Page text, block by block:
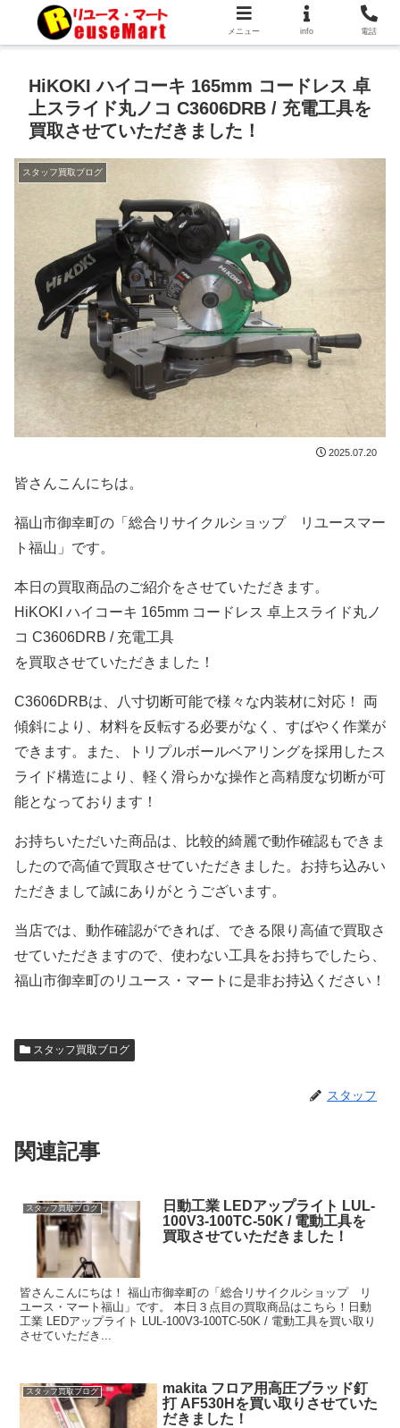
HiKOKI ハイコーキ 165mm コードレス 卓
上スライド丸ノコ C3606DRB / 充電工具を
買取させていただきました！
スタッフ買取ブログ
2025.07.20
皆さんこんにちは。
福山市御幸町の「総合リサイクルショップ リユースマー
ト福山」です。
本日の買取商品のご紹介をさせていただきます。
HiKOKI ハイコーキ 165mm コードレス 卓上スライド丸ノ
コ C3606DRB / 充電工具
を買取させていただきました！
C3606DRBは、八寸切断可能で様々な内装材に対応！ 両
傾斜により、材料を反転する必要がなく、すばやく作業が
できます。また、トリプルボールベアリングを採用したス
ライド構造により、軽く滑らかな操作と高精度な切断が可
能となっております！
お持ちいただいた商品は、比較的綺麗で動作確認もできま
したので高値で買取させていただきました。お持ち込みい
ただきまして誠にありがとうございます。
当店では、動作確認ができれば、できる限り高値で買取さ
せていただきますので、使わない工具をお持ちでしたら、
福山市御幸町のリユース・マートに是非お持込ください！
スタッフ買取ブログ
スタッフ
関連記事
スタッフ買取ブログ
日動工業 LEDアップライト LUL-
100V3-100TC-50K / 電動工具を
買取させていただきました！
皆さんこんにちは！ 福山市御幸町の「総合リサイクルショップ リ
ユース・マート福山」です。 本日３点目の買取商品はこちら！日動
工業 LEDアップライト LUL-100V3-100TC-50K / 電動工具を買い取り
させていただき...
スタッフ買取ブログ
makita フロア用高圧ブラッド釘
打 AF530Hを買い取りさせていた
だきました！
メニュー info 電話